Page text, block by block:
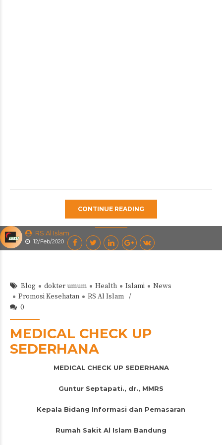
RS Al Islam
12/Feb/2020
CONTINUE READING
Blog dokter umum Health Islami
News
Promosi Kesehatan
RS Al Islam
0
MEDICAL CHECK UP
SEDERHANA
MEDICAL CHECK UP SEDERHANA
Guntur Septapati., dr., MMRS
Kepala Bidang Informasi dan Pemasaran
Rumah Sakit Al Islam Bandung